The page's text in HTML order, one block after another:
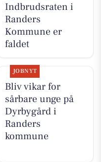
Indbrudsraten i
Randers
Kommune er
faldet
JOBNYT
Bliv vikar for
sårbare unge på
Dyrbygård i
Randers
kommune